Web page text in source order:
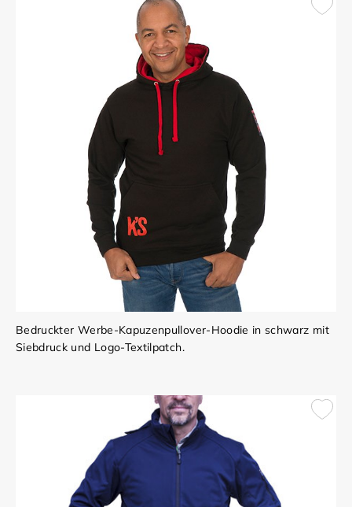
Bedruckter Werbe-Kapuzenpullover-Hoodie in schwarz mit
Siebdruck und Logo-Textilpatch.